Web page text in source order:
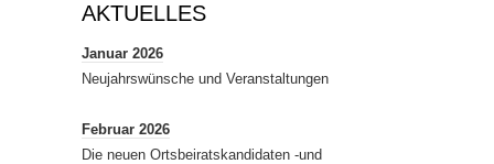
AKTUELLES
Januar 2026
Neujahrswünsche und Veranstaltungen
Februar 2026
Die neuen Ortsbeiratskandidaten -und